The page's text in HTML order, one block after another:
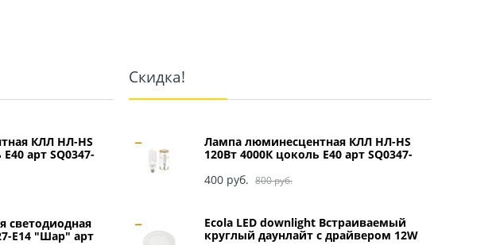
КЛЛ НЛ-HS
арт SQ0347-
светодиодная
E14 "Шар" арт
Скидка!
Лампа люминесцентная КЛЛ НЛ-HS
120Вт 4000К цоколь Е40 арт SQ0347-
800 руб.
400 руб.
Ecola LED downlight Встраиваемый
круглый даунлайт с драйвером 12W